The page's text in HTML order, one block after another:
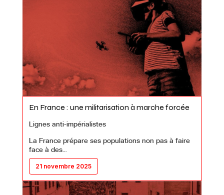
En France : une militarisation à marche forcée
Lignes anti-impérialistes
La France prépare ses populations non pas à faire
face à des…
21 novembre 2025